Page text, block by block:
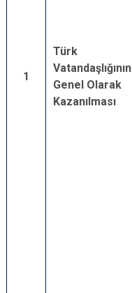
1
Türk
Vatandaşlığının
Genel Olarak
Kazanılması